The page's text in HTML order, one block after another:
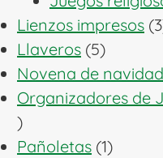
Lienzos impresos 3
Llaveros 55
Novena de navidad
Organizadores de
3
productos
Pañoletas 11